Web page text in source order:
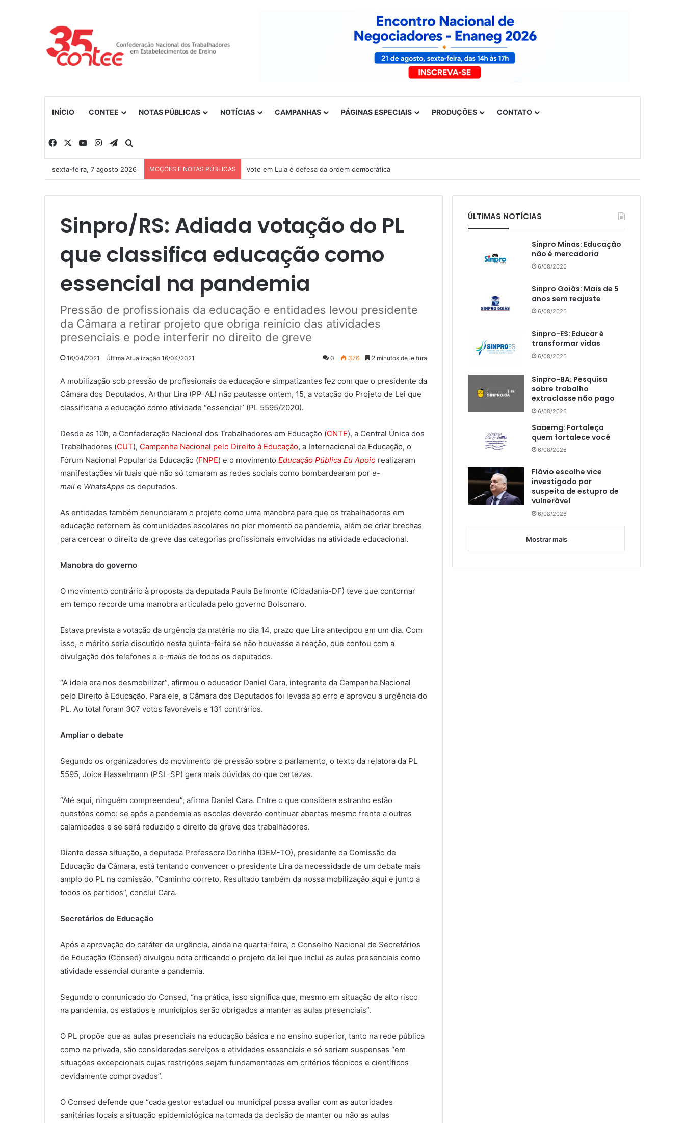
INÍCIO CONTEE NOTAS PÚBLICAS NOTÍCIAS CAMPANHAS PÁGINAS ESPECIAIS PRODUÇÕES CONTATO
Facebook YouTubeInstagramTelegram
sexta-feira, 7 agosto 2026 MOÇÕES E NOTAS PÚBLICAS Voto em Lula é defesa da ordem democrática
Sinpro/RS: Adiada votação do PL
que classifica educação como
essencial na pandemia
Pressão de profissionais da educação e entidades levou presidente
da Câmara a retirar projeto que obriga reinício das atividades
presenciais e pode interferir no direito de greve
16/04/2021 Última Atualização 16/04/2021 0 376 2 minutos de leitura
A mobilização sob pressão de profissionais da educação e simpatizantes fez com que o presidente da
Câmara dos Deputados, Arthur Lira (PP-AL) não pautasse ontem, 15, a votação do Projeto de Lei que
classificaria a educação como atividade “essencial” (PL 5595/2020).
Desde as 10h, a Confederação Nacional dos Trabalhadores em Educação (CNTE), a Central Única dos
Trabalhadores (CUT), Campanha Nacional pelo Direito à Educação, a Internacional da Educação, o
Fórum Nacional Popular da Educação (FNPE) e o movimento Educação Pública Eu Apoio realizaram
manifestações virtuais que não só tomaram as redes sociais como bombardearam por e-
mail e WhatsApps os deputados.
As entidades também denunciaram o projeto como uma manobra para que os trabalhadores em
educação retornem às comunidades escolares no pior momento da pandemia, além de criar brechas
para cercear o direito de greve das categorias profissionais envolvidas na atividade educacional.
Manobra do governo
O movimento contrário à proposta da deputada Paula Belmonte (Cidadania-DF) teve que contornar
em tempo recorde uma manobra articulada pelo governo Bolsonaro.
Estava prevista a votação da urgência da matéria no dia 14, prazo que Lira antecipou em um dia. Com
isso, o mérito seria discutido nesta quinta-feira se não houvesse a reação, que contou com a
divulgação dos telefones e e-mails de todos os deputados.
“A ideia era nos desmobilizar”, afirmou o educador Daniel Cara, integrante da Campanha Nacional
pelo Direito à Educação. Para ele, a Câmara dos Deputados foi levada ao erro e aprovou a urgência do
PL. Ao total foram 307 votos favoráveis e 131 contrários.
Ampliar o debate
Segundo os organizadores do movimento de pressão sobre o parlamento, o texto da relatora da PL
5595, Joice Hasselmann (PSL-SP) gera mais dúvidas do que certezas.
“Até aqui, ninguém compreendeu”, afirma Daniel Cara. Entre o que considera estranho estão
questões como: se após a pandemia as escolas deverão continuar abertas mesmo frente a outras
calamidades e se será reduzido o direito de greve dos trabalhadores.
Diante dessa situação, a deputada Professora Dorinha (DEM-TO), presidente da Comissão de
Educação da Câmara, está tentando convencer o presidente Lira da necessidade de um debate mais
amplo do PL na comissão. “Caminho correto. Resultado também da nossa mobilização aqui e junto a
todos os partidos”, conclui Cara.
Secretários de Educação
Após a aprovação do caráter de urgência, ainda na quarta-feira, o Conselho Nacional de Secretários
de Educação (Consed) divulgou nota criticando o projeto de lei que inclui as aulas presenciais como
atividade essencial durante a pandemia.
Segundo o comunicado do Consed, “na prática, isso significa que, mesmo em situação de alto risco
na pandemia, os estados e municípios serão obrigados a manter as aulas presenciais”.
O PL propõe que as aulas presenciais na educação básica e no ensino superior, tanto na rede pública
como na privada, são consideradas serviços e atividades essenciais e só seriam suspensas “em
situações excepcionais cujas restrições sejam fundamentadas em critérios técnicos e científicos
devidamente comprovados”.
O Consed defende que “cada gestor estadual ou municipal possa avaliar com as autoridades
sanitárias locais a situação epidemiológica na tomada da decisão de manter ou não as aulas
ÚLTIMAS NOTÍCIAS
Sinpro Minas: Educação
não é mercadoria
6/08/2026
Sinpro Goiás: Mais de 5
anos sem reajuste
6/08/2026
Sinpro-ES: Educar é
transformar vidas
6/08/2026
Sinpro-BA: Pesquisa
sobre trabalho
extraclasse não pago
6/08/2026
Saaemg: Fortaleça
quem fortalece você
6/08/2026
Flávio escolhe vice
investigado por
suspeita de estupro de
vulnerável
6/08/2026
Mostrar mais